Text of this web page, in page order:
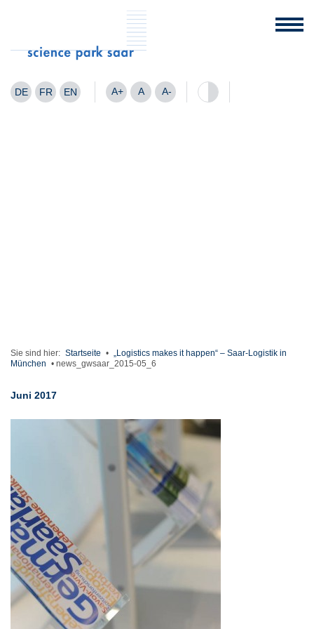
DE FR EN A+ A A-
Sie sind hier: Startseite • „Logistics makes it happen“ – Saar-Logistik in
München • news_gwsaar_2015-05_6
Juni 2017